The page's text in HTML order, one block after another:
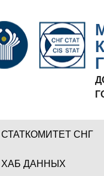
СТАТКОМИТЕТ СНГ
ХАБ ДАННЫХ